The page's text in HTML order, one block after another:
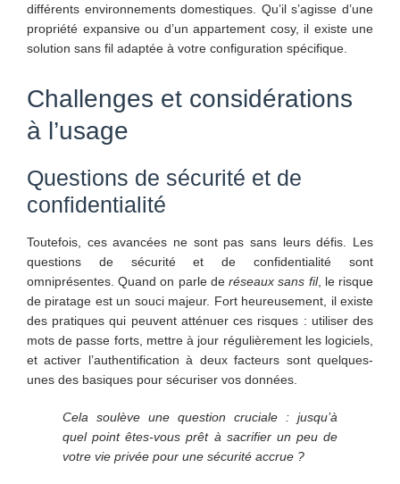
différents environnements domestiques. Qu’il s’agisse d’une
propriété expansive ou d’un appartement cosy, il existe une
solution sans fil adaptée à votre configuration spécifique.
Challenges et considérations
à l’usage
Questions de sécurité et de
confidentialité
Toutefois, ces avancées ne sont pas sans leurs défis. Les
questions de sécurité et de confidentialité sont
omniprésentes. Quand on parle deréseaux sans fil, le risque
de piratage est un souci majeur. Fort heureusement, il existe
des pratiques qui peuvent atténuer ces risques : utiliser des
mots de passe forts, mettre à jour régulièrement les logiciels,
et activer l’authentification à deux facteurs sont quelques-
unes des basiques pour sécuriser vos données.
Cela soulève une question cruciale : jusqu’à
quel point êtes-vous prêt à sacrifier un peu de
votre vie privée pour une sécurité accrue ?